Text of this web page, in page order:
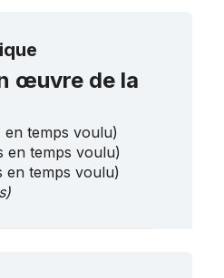
œuvre de la
en temps voulu)
en temps voulu)
en temps voulu)